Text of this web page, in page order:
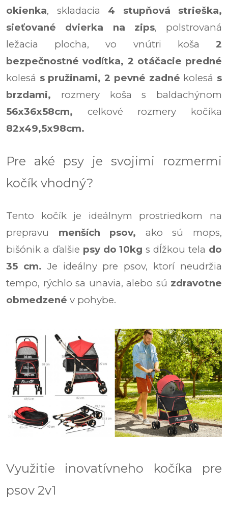
okienka, skladacia 4 stupňová strieška,
sieťované dvierka na zips, polstrovaná
ležacia plocha, vo vnútri koša 2
bezpečnostné vodítka, 2 otáčacie predné
kolesá s pružinami,2 pevné zadné kolesá s
brzdami, rozmery koša s baldachýnom
56x36x58cm,
celkové rozmery kočíka
82x49,5x98cm.
Pre aké psy je svojimi rozmermi
kočík vhodný?
Tento kočík je ideálnym prostriedkom na
prepravu menších psov, ako sú mops,
bišónik a ďalšie psy do 10kg s dĺžkou tela do
35 cm. Je ideálny pre psov, ktorí neudržia
tempo, rýchlo sa unavia, alebo sú zdravotne
obmedzené v pohybe.
Využitie inovatívneho kočíka pre
psov 2v1